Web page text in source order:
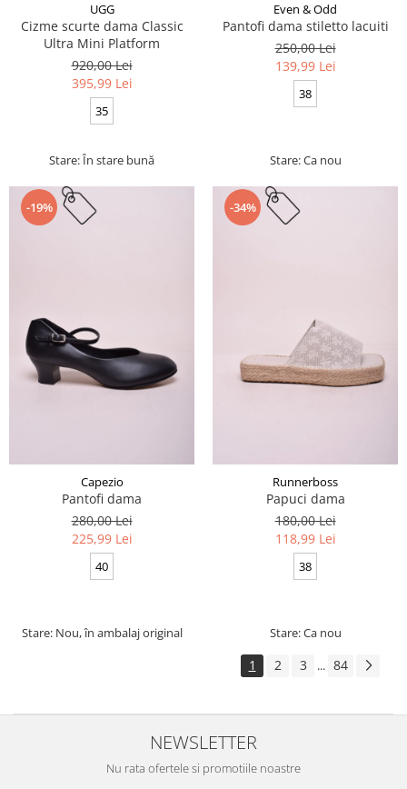
UGG
Cizme scurte dama Classic
Ultra Mini Platform
920,00 Lei
395,99 Lei
35
Stare: În stare bună
Even & Odd
Pantofi dama stiletto lacuiti
250,00 Lei
139,99 Lei
38
Stare: Ca nou
-19%
Capezio
Pantofi dama
280,00 Lei
225,99 Lei
40
Stare: Nou, în ambalaj original
-34%
Runnerboss
Papuci dama
180,00 Lei
118,99 Lei
38
Stare: Ca nou
1 2 3 ... 84
NEWSLETTER
Nu rata ofertele si promotiile noastre